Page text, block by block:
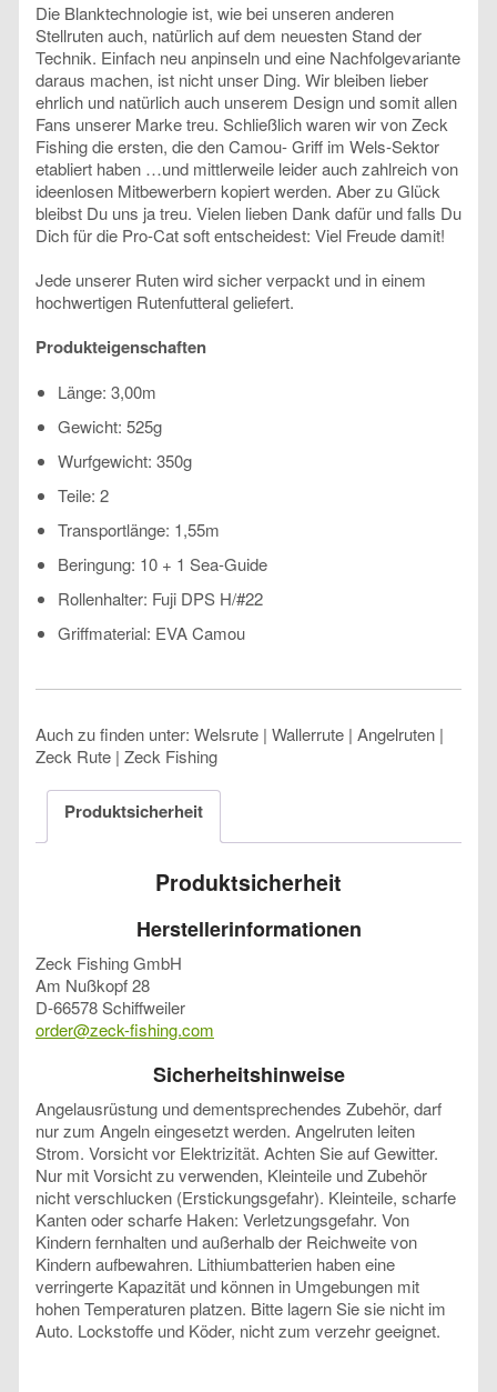
Die Blanktechnologie ist, wie bei unseren anderen
Stellruten auch, natürlich auf dem neuesten Stand der
Technik. Einfach neu anpinseln und eine Nachfolgevariante
daraus machen, ist nicht unser Ding. Wir bleiben lieber
ehrlich und natürlich auch unserem Design und somit allen
Fans unserer Marke treu. Schließlich waren wir von Zeck
Fishing die ersten, die den Camou- Griff im Wels-Sektor
etabliert haben …und mittlerweile leider auch zahlreich von
ideenlosen Mitbewerbern kopiert werden. Aber zu Glück
bleibst Du uns ja treu. Vielen lieben Dank dafür und falls Du
Dich für die Pro-Cat soft entscheidest: Viel Freude damit!
Jede unserer Ruten wird sicher verpackt und in einem
hochwertigen Rutenfutteral geliefert.
Produkteigenschaften
Länge: 3,00m
Gewicht: 525g
Wurfgewicht: 350g
Teile: 2
Transportlänge: 1,55m
Beringung: 10 + 1 Sea-Guide
Rollenhalter: Fuji DPS H/#22
Griffmaterial: EVA Camou
Auch zu finden unter: Welsrute | Wallerrute | Angelruten |
Zeck Rute | Zeck Fishing
Produktsicherheit
Produktsicherheit
Herstellerinformationen
Zeck Fishing GmbH
Am Nußkopf 28
D-66578 Schiffweiler
order@zeck-fishing.com
Sicherheitshinweise
Angelausrüstung und dementsprechendes Zubehör, darf
nur zum Angeln eingesetzt werden. Angelruten leiten
Strom. Vorsicht vor Elektrizität. Achten Sie auf Gewitter.
Nur mit Vorsicht zu verwenden, Kleinteile und Zubehör
nicht verschlucken (Erstickungsgefahr). Kleinteile, scharfe
Kanten oder scharfe Haken: Verletzungsgefahr. Von
Kindern fernhalten und außerhalb der Reichweite von
Kindern aufbewahren. Lithiumbatterien haben eine
verringerte Kapazität und können in Umgebungen mit
hohen Temperaturen platzen. Bitte lagern Sie sie nicht im
Auto. Lockstoffe und Köder, nicht zum verzehr geeignet.